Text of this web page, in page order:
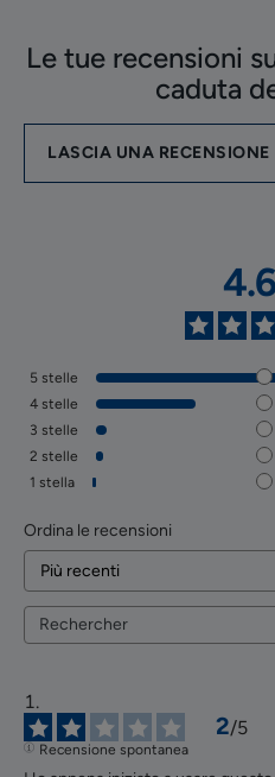
Le tue recensioni
caduta
LASCIA UNA RECENSIONE
5 stelle
4 stelle
3 stelle
2 stelle
1 stella
Ordina le recensioni
2/5
Recensione spontanea